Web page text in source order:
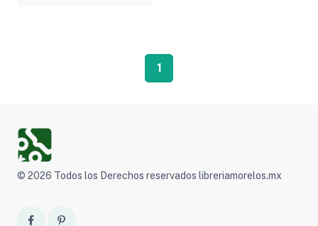
1
© 2026 Todos los Derechos reservados libreriamorelos.mx